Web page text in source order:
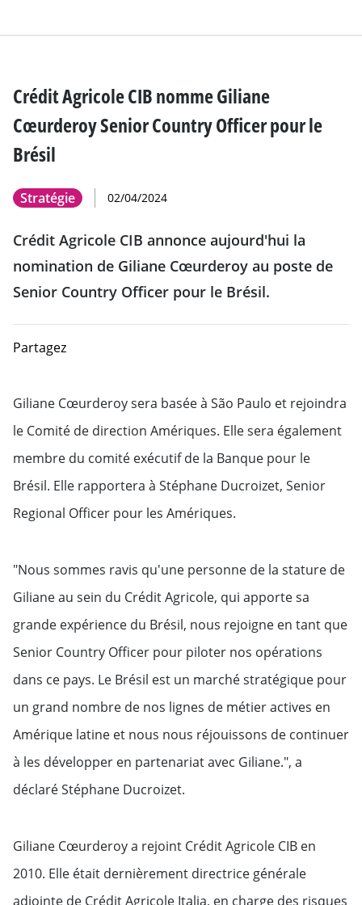
Crédit Agricole CIB nomme Giliane
Cœurderoy Senior Country Officer pour le
Brésil
Stratégie 02/04/2024
Crédit Agricole CIB annonce aujourd'hui la
nomination de Giliane Cœurderoy au poste de
Senior Country Officer pour le Brésil.
Partagez
Giliane Cœurderoy sera basée à São Paulo et rejoindra
le Comité de direction Amériques. Elle sera également
membre du comité exécutif de la Banque pour le
Brésil. Elle rapportera à Stéphane Ducroizet, Senior
Regional Officer pour les Amériques.
"Nous sommes ravis qu'une personne de la stature de
Giliane au sein du Crédit Agricole, qui apporte sa
grande expérience du Brésil, nous rejoigne en tant que
Senior Country Officer pour piloter nos opérations
dans ce pays. Le Brésil est un marché stratégique pour
un grand nombre de nos lignes de métier actives en
Amérique latine et nous nous réjouissons de continuer
à les développer en partenariat avec Giliane.", a
déclaré Stéphane Ducroizet.
Giliane Cœurderoy a rejoint Crédit Agricole CIB en
2010. Elle était dernièrement directrice générale
adjointe de Crédit Agricole Italia, en charge des risques